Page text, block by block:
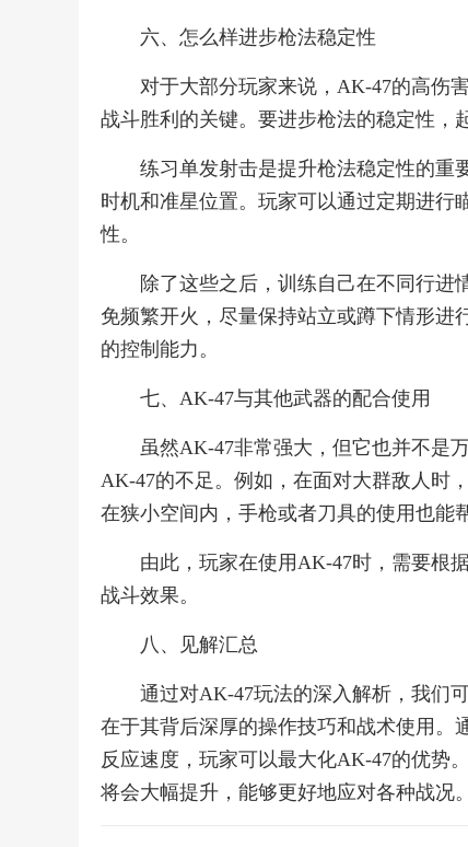
六、怎么样进步枪法稳定性
对于大部分玩家来说，AK-47的高伤
战斗胜利的关键。要进步枪法的稳定性，
练习单发射击是提升枪法稳定性的重
时机和准星位置。玩家可以通过定期进行
性。
除了这些之后，训练自己在不同行进
免频繁开火，尽量保持站立或蹲下情形进
的控制能力。
七、AK-47与其他武器的配合使用
虽然AK-47非常强大，但它也并不是
AK-47的不足。例如，在面对大群敌人时
在狭小空间内，手枪或者刀具的使用也能
由此，玩家在使用AK-47时，需要根
战斗效果。
八、见解汇总
通过对AK-47玩法的深入解析，我们
在于其背后深厚的操作技巧和战术使用。
反应速度，玩家可以最大化AK-47的优势
将会大幅提升，能够更好地应对各种战况。